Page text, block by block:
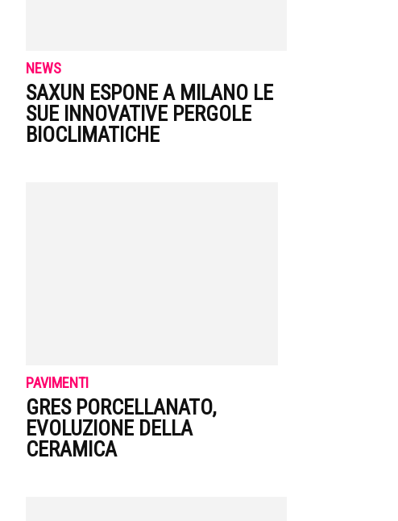
NEWS
SAXUN ESPONE A MILANO LE
SUE INNOVATIVE PERGOLE
BIOCLIMATICHE
PAVIMENTI
GRES PORCELLANATO,
EVOLUZIONE DELLA
CERAMICA